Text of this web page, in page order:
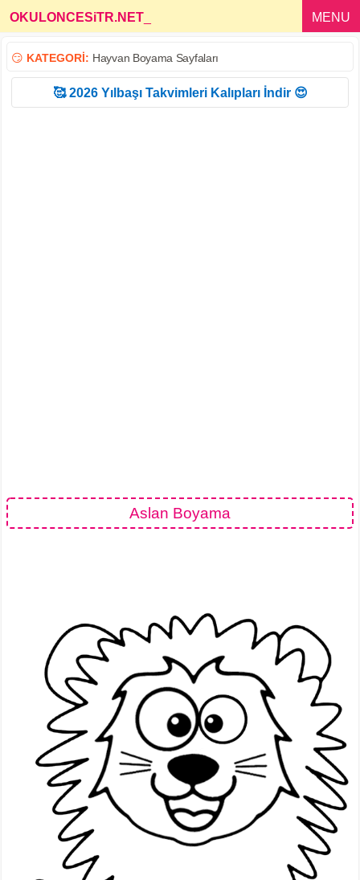
OKULONCESiTR.NET MENU
😏 KATEGORİ: Hayvan Boyama Sayfaları
🥰 2026 Yılbaşı Takvimleri Kalıpları İndir 😍
Aslan Boyama